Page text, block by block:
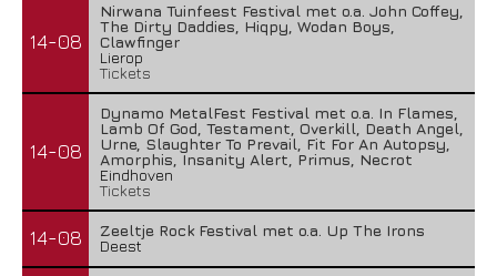
14-08
Nirwana Tuinfeest Festival met o.a. John Coffey,
The Dirty Daddies, Hiqpy, Wodan Boys,
Clawfinger
Lierop
Tickets
14-08
Dynamo MetalFest Festival met o.a. In Flames,
Lamb Of God, Testament, Overkill, Death Angel,
Urne, Slaughter To Prevail, Fit For An Autopsy,
Amorphis, Insanity Alert, Primus, Necrot
Eindhoven
Tickets
14-08
Zeeltje Rock Festival met o.a. Up The Irons
Deest